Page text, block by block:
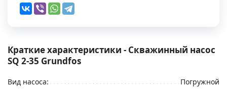
Краткие характеристики - Скважинный насос
SQ 2-35 Grundfos
Вид насоса:
Погружной